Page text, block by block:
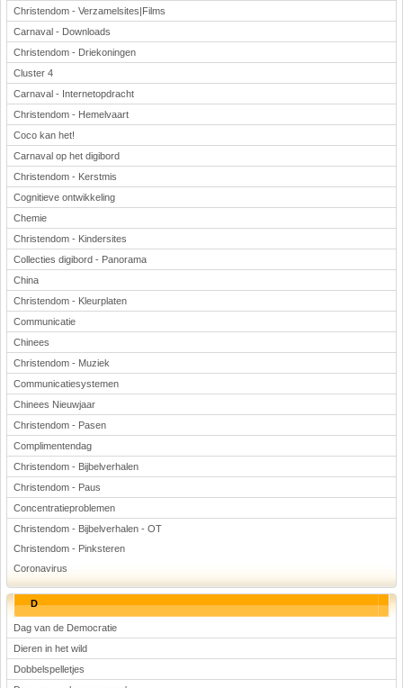
Christendom - Verzamelsites|Films
Carnaval - Downloads
Christendom - Driekoningen
Cluster 4
Carnaval - Internetopdracht
Christendom - Hemelvaart
Coco kan het!
Carnaval op het digibord
Christendom - Kerstmis
Cognitieve ontwikkeling
Chemie
Christendom - Kindersites
Collecties digibord - Panorama
China
Christendom - Kleurplaten
Communicatie
Chinees
Christendom - Muziek
Communicatiesystemen
Chinees Nieuwjaar
Christendom - Pasen
Complimentendag
Christendom - Bijbelverhalen
Christendom - Paus
Concentratieproblemen
Christendom - Bijbelverhalen - OT
Christendom - Pinksteren
Coronavirus
D
Dag van de Democratie
Dieren in het wild
Dobbelspelletjes